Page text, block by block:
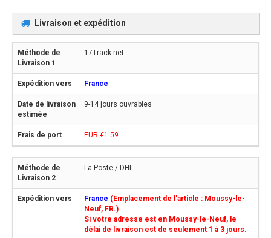
Livraison et expédition
17Track.net
France
9-14 jours ouvrables
EUR €1.59
La Poste / DHL
France (Emplacement de l'article : Moussy-le-
Neuf, FR.)
Si votre adresse est en Moussy-le-Neuf, le
délai de livraison est de seulement 1 à 3 jours.